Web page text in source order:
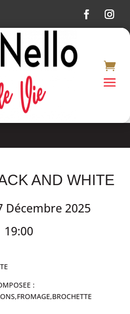
AND WHITE
Décembre 2025
19:00
: